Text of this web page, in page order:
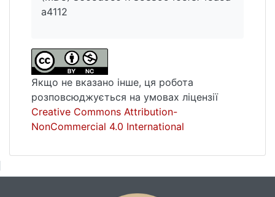
a4112
Якщо не вказано інше, ця робота
розповсюджується на умовах ліцензії
Creative Commons Attribution-
NonCommercial 4.0 International